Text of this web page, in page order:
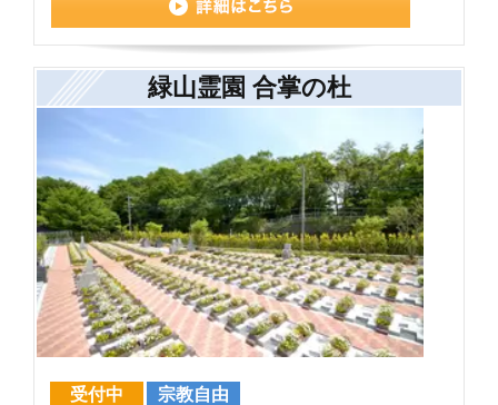
緑山霊園 合掌の杜
受付中 宗教自由